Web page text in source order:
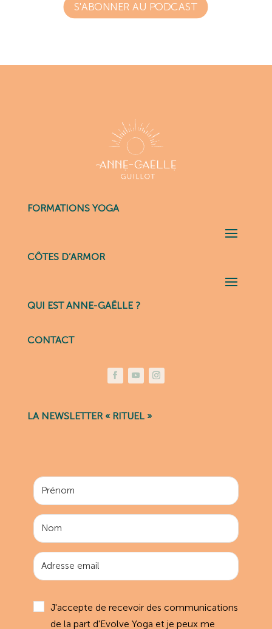
S'ABONNER AU PODCAST
FORMATIONS YOGA
CÔTES D’ARMOR
QUI EST ANNE-GAËLLE ?
CONTACT
LA NEWSLETTER « RITUEL »
J'accepte de recevoir des communications
de la part d'Evolve Yoga et je peux me